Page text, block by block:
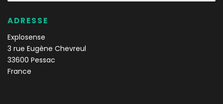
ADRESSE
Explosense
3 rue Eugène Chevreul
33600 Pessac
France